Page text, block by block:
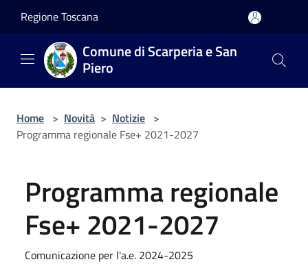
Regione Toscana
Comune di Scarperia e San
Piero
Home > Novità > Notizie >
Programma regionale Fse+ 2021-2027
Programma regionale
Fse+ 2021-2027
Comunicazione per l'a.e. 2024-2025